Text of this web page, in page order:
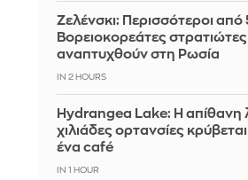
Ζελένσκι: Περισσότεροι
Βορειοκορεάτες
αναπτυχθούν στη Ρωσία
IN 2 HOURS
Hydrangea Lake: Η απίθανη
χιλιάδες ορτανσίες
ένα café
IN 1 HOUR